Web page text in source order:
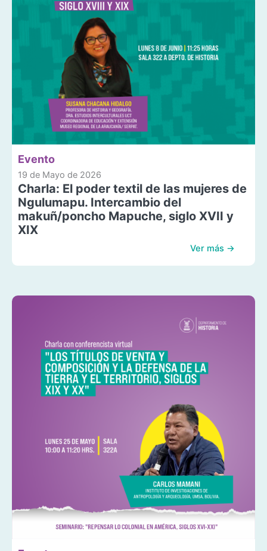
Evento
19 de Mayo de 2026
Charla: El poder textil de las mujeres de
Ngulumapu. Intercambio del
makuñ/poncho Mapuche, siglo XVII y
XIX
Ver más →